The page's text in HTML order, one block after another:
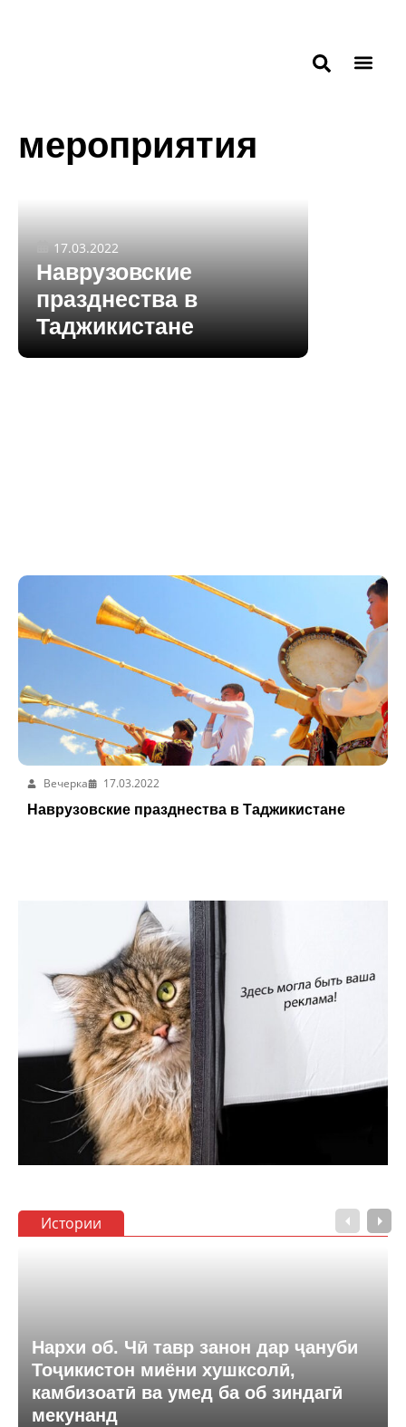
мероприятия
17.03.2022
Наврузовские
празднества в
Таджикистане
Вечерка
17.03.2022
Наврузовские празднества в Таджикистане
Истории
Нархи об. Чӣ тавр занон дар ҷануби
Тоҷикистон миёни хушксолӣ,
камбизоатӣ ва умед ба об зиндагӣ
мекунанд